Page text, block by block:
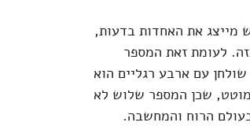
מייצג את האחדות בדעות,
לעומת זאת המספר
עם ארבע רגליים הוא
שכן המספר שלוש לא
הרוח והמחשבה.